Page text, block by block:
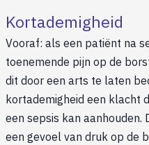
Kortademigheid
Vooraf: als een patiënt na
toenemende pijn op de
dit door een arts te laten
kortademigheid een klacht
een sepsis kan aanhouden.
een gevoel van druk op de